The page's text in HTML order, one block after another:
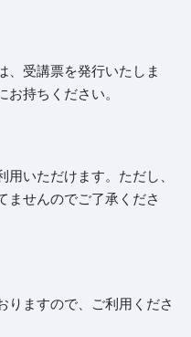
受講票を発行いたしま
持ちください。
いただけます。ただし、
ませんのでご了承くださ
ますので、ご利用くださ